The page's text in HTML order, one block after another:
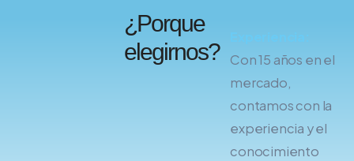
¿Porque
elegirnos?
Con 15 años en el
mercado,
contamos con la
experiencia y el
conocimiento